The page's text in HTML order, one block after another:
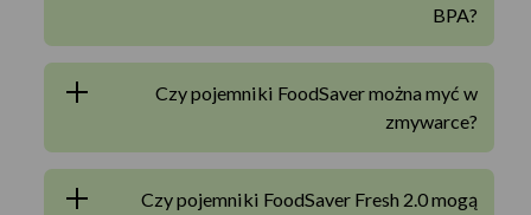
BPA?
Czy pojemniki FoodSaver można myć w
zmywarce?
Czy pojemniki FoodSaver Fresh 2.0 mogą